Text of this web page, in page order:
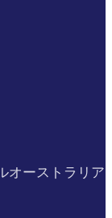
オーストラリア